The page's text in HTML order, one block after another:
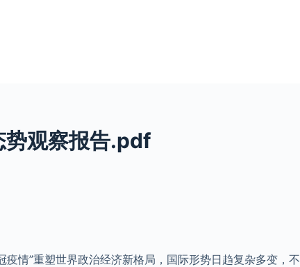
观察报告.pdf
情”重塑世界政治经济新格局，国际形势日趋复杂多变，不